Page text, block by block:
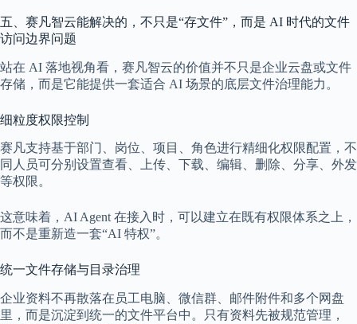
五、赛凡智云能解决的，不只是“存文件”，而是 AI 时代的文件
访问边界问题
站在 AI 落地视角看，赛凡智云的价值并不只是企业云盘或文件
存储，而是它能提供一套适合 AI 场景的底层文件治理能力。
细粒度权限控制
赛凡支持基于部门、岗位、项目、角色进行精细化权限配置，不
同人员可分别设置查看、上传、下载、编辑、删除、分享、外发
等权限。
这意味着，AI Agent 在接入时，可以建立在既有权限体系之上，
而不是重新造一套“AI 特权”。
统一文件存储与目录治理
企业资料不再散落在员工电脑、微信群、邮件附件和多个网盘
里，而是沉淀到统一的文件平台中。只有资料先被规范管理，